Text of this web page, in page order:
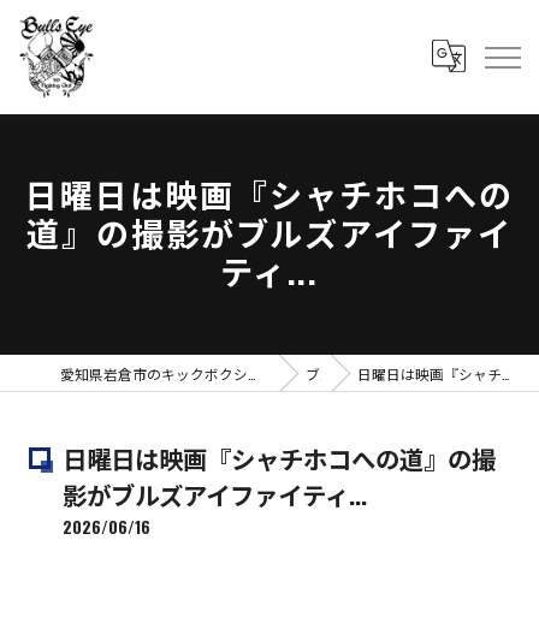
日曜日は映画『シャチホコへの
道』の撮影がブルズアイファイ
ティ...
ブログ 日曜日は映画『シャチホコへの道』の撮影がブルズアイファイティ...
日曜日は映画『シャチホコへの道』の撮
影がブルズアイファイティ...
2026/06/16